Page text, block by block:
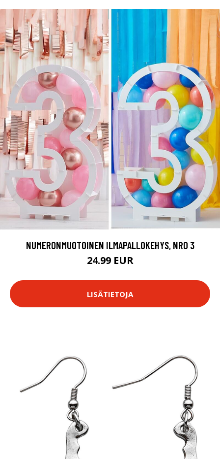
NUMERONMUOTOINEN ILMAPALLOKEHYS, NRO 3
24.99 EUR
LISÄTIETOJA